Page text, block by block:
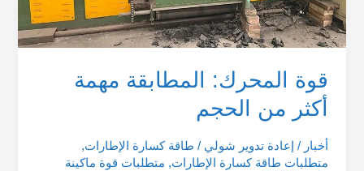
قوة المحرك: المطابقة مهمة
أكثر من الحجم
أخبار / إعادة تدوير شولي/ طاقة كسارة الإطارات,
متطلبات طاقة كسارة الإطارات, متطلبات قوة ماكينة